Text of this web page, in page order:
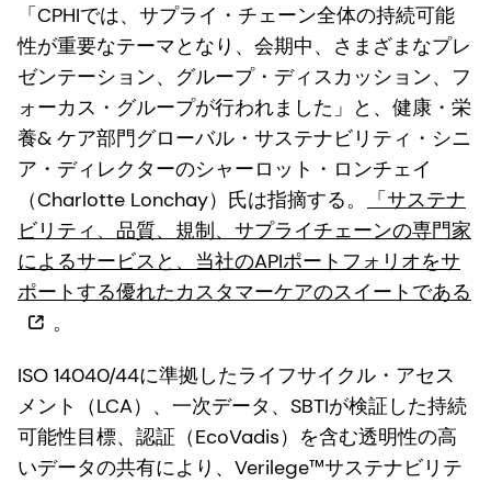
「CPHIでは、サプライ・チェーン全体の持続可能
性が重要なテーマとなり、会期中、さまざまなプレ
ゼンテーション、グループ・ディスカッション、フ
ォーカス・グループが行われました」と、健康・栄
養& ケア部門グローバル・サステナビリティ・シニ
ア・ディレクターのシャーロット・ロンチェイ
（Charlotte Lonchay）氏は指摘する。
「サステナ
ビリティ、品質、規制、サプライチェーンの専門家
によるサービスと、当社のAPIポートフォリオをサ
ポートする優れたカスタマーケアのスイートである
。
ISO 14040/44に準拠したライフサイクル・アセス
メント（LCA）、一次データ、SBTIが検証した持続
可能性目標、認証（EcoVadis）を含む透明性の高
いデータの共有により、Verilege™サステナビリテ